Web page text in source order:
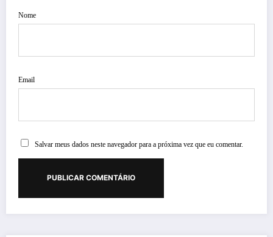
Nome
Email
Salvar meus dados neste navegador para a próxima vez que eu comentar.